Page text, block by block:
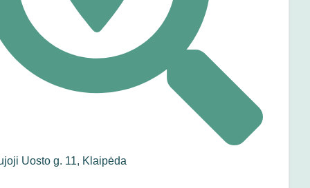
Uosto g. 11, Klaipėda